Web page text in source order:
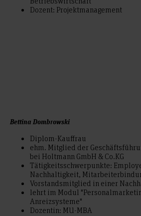
Dozent: Projektmanagement
Bettina Dombrowski
Diplom-Kauffrau
ehm. Mitglied der
bei Holtmann GmbH & Co.KG
Tätigkeitsschwerpunkte:
Nachhaltigkeit,
Vorstandsmitglied in einer
lehrt im Modul
Anreizsysteme"
Dozentin: MU-MBA